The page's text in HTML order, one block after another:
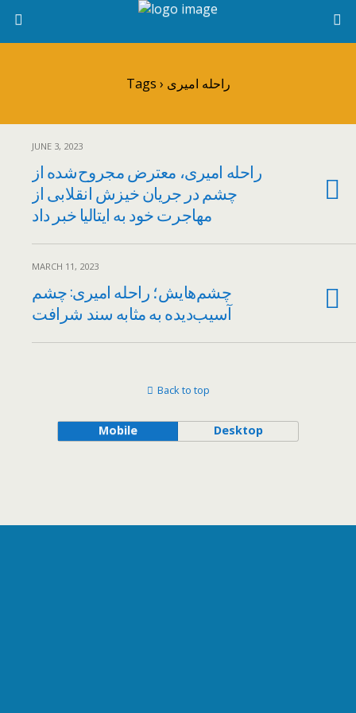
Tags › راحله امیری
JUNE 3, 2023
راحله امیری، معترض مجروح‌شده از
چشم در جریان خیزش انقلابی از
مهاجرت خود به ایتالیا خبر داد
MARCH 11, 2023
چشم‌هایش؛ راحله امیری: چشم‌
آسیب‌دیده به مثابه سند شرافت
Back to top
Mobile Desktop